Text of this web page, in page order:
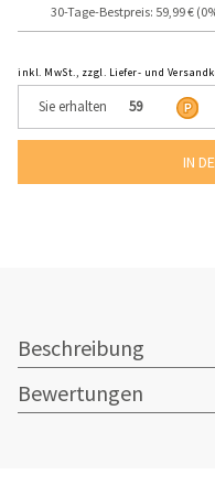
30-Tage-Bestpreis: 59,99 €
inkl. MwSt., zzgl. Liefer- und
Sie erhalten 59
Beschreibung
Bewertungen